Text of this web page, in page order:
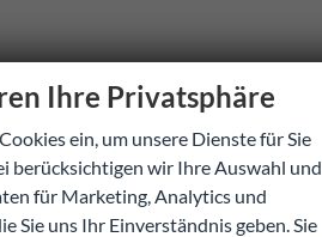
Ihre Privatsphäre
ein, um unsere Dienste für Sie
berücksichtigen wir Ihre Auswahl und
für Marketing, Analytics und
Sie uns Ihr Einverständnis geben. Sie